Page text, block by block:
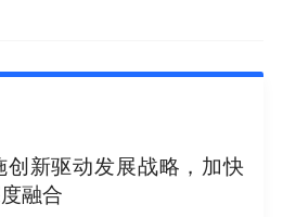
新驱动发展战略，加快
融合